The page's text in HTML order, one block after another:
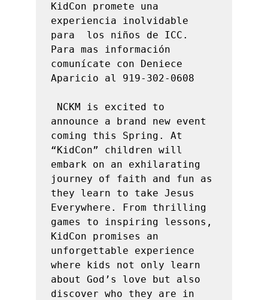
KidCon promete una
experiencia inolvidable
para  los niños de ICC.
Para mas información
comunícate con Deniece
Aparicio al 919-302-0608
announce a brand new event
coming this Spring. At
“KidCon” children will
embark on an exhilarating
journey of faith and fun as
they learn to take Jesus
Everywhere. From thrilling
games to inspiring lessons,
KidCon promises an
unforgettable experience
where kids not only learn
about God’s love but also
discover who they are in